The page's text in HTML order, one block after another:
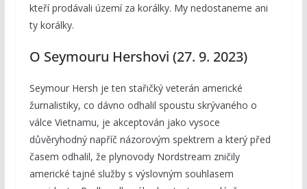
kteří prodávali území za korálky. My nedostaneme ani
ty korálky.
O Seymouru Hershovi (27. 9. 2023)
Seymour Hersh je ten stařičký veterán americké
žurnalistiky, co dávno odhalil spoustu skrývaného o
válce Vietnamu, je akceptován jako vysoce
důvěryhodný napříč názorovým spektrem a který před
časem odhalil, že plynovody Nordstream zničily
americké tajné služby s výslovným souhlasem